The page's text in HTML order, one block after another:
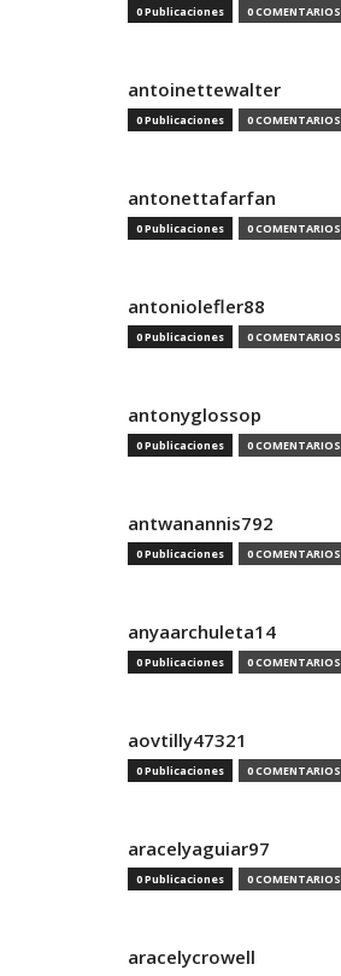
0 Publicaciones 0 COMENTARIOS
antoinettewalter
0 Publicaciones 0 COMENTARIOS
antonettafarfan
0 Publicaciones 0 COMENTARIOS
antoniolefler88
0 Publicaciones 0 COMENTARIOS
antonyglossop
0 Publicaciones 0 COMENTARIOS
antwanannis792
0 Publicaciones 0 COMENTARIOS
anyaarchuleta14
0 Publicaciones 0 COMENTARIOS
aovtilly47321
0 Publicaciones 0 COMENTARIOS
aracelyaguiar97
0 Publicaciones 0 COMENTARIOS
aracelycrowell